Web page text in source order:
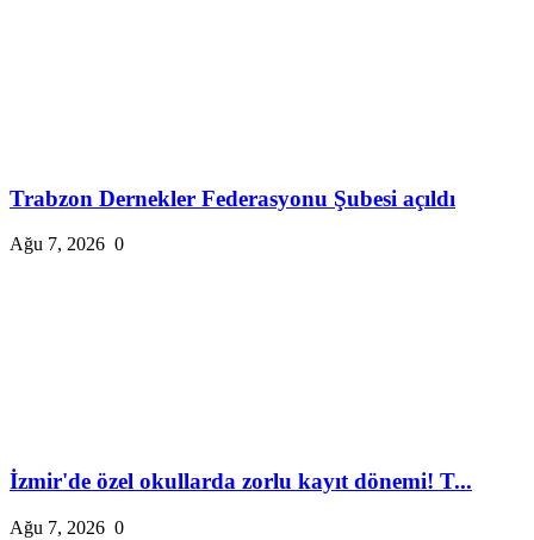
Trabzon Dernekler Federasyonu Şubesi açıldı
Ağu 7, 2026 0
İzmir'de özel okullarda zorlu kayıt dönemi! T...
Ağu 7, 2026 0